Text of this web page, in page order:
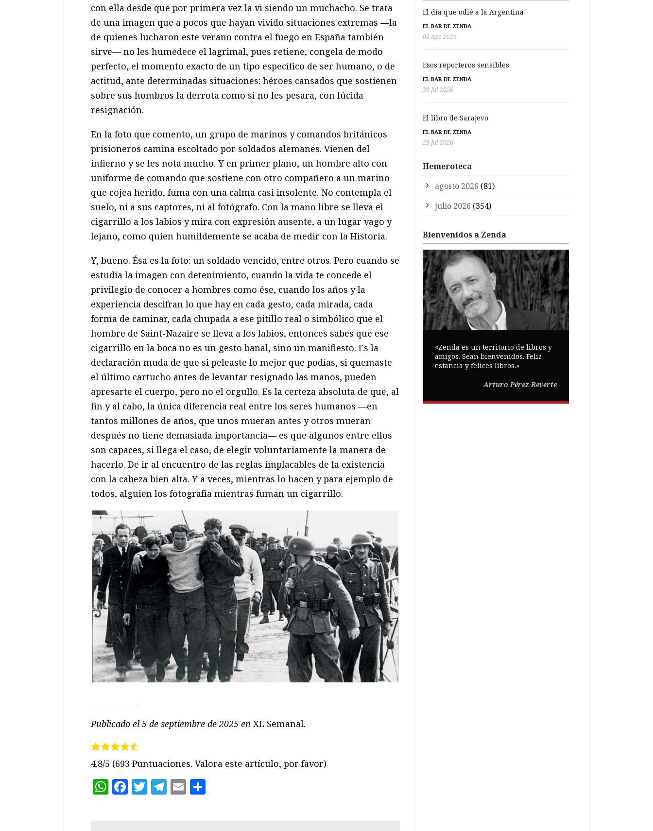
con ella desde que por primera vez la vi siendo un muchacho. Se trata
de una imagen que a pocos que hayan vivido situaciones extremas —la
de quienes lucharon este verano contra el fuego en España también
sirve— no les humedece el lagrimal, pues retiene, congela de modo
perfecto, el momento exacto de un tipo específico de ser humano, o de
actitud, ante determinadas situaciones: héroes cansados que sostienen
sobre sus hombros la derrota como si no les pesara, con lúcida
resignación.
En la foto que comento, un grupo de marinos y comandos británicos
prisioneros camina escoltado por soldados alemanes. Vienen del
infierno y se les nota mucho. Y en primer plano, un hombre alto con
uniforme de comando que sostiene con otro compañero a un marino
que cojea herido, fuma con una calma casi insolente. No contempla el
suelo, ni a sus captores, ni al fotógrafo. Con la mano libre se lleva el
cigarrillo a los labios y mira con expresión ausente, a un lugar vago y
lejano, como quien humildemente se acaba de medir con la Historia.
Y, bueno. Ésa es la foto: un soldado vencido, entre otros. Pero cuando se
estudia la imagen con detenimiento, cuando la vida te concede el
privilegio de conocer a hombres como ése, cuando los años y la
experiencia descifran lo que hay en cada gesto, cada mirada, cada
forma de caminar, cada chupada a ese pitillo real o simbólico que el
hombre de Saint-Nazaire se lleva a los labios, entonces sabes que ese
cigarrillo en la boca no es un gesto banal, sino un manifiesto. Es la
declaración muda de que si peleaste lo mejor que podías, si quemaste
el último cartucho antes de levantar resignado las manos, pueden
apresarte el cuerpo, pero no el orgullo. Es la certeza absoluta de que, al
fin y al cabo, la única diferencia real entre los seres humanos —en
tantos millones de años, que unos mueran antes y otros mueran
después no tiene demasiada importancia— es que algunos entre ellos
son capaces, si llega el caso, de elegir voluntariamente la manera de
hacerlo. De ir al encuentro de las reglas implacables de la existencia
con la cabeza bien alta. Y a veces, mientras lo hacen y para ejemplo de
todos, alguien los fotografía mientras fuman un cigarrillo.
Publicado el 5 de septiembre de 2025 en XL Semanal.
4.8/5 (693 Puntuaciones. Valora este artículo, por favor)
WhatsApp
Facebook
Twitter
Telegram
Email
El día que odié a la Argentina
EL BAR DE ZENDA
02 Ago 2026
Esos reporteros sensibles
EL BAR DE ZENDA
30 Jul 2026
El libro de Sarajevo
EL BAR DE ZENDA
23 Jul 2026
Hemeroteca
agosto 2026 (81)
julio 2026 (354)
Bienvenidos a Zenda
«Zenda es un territorio de libros y
amigos. Sean bienvenidos. Feliz
estancia y felices libros.»
Arturo Pérez-Reverte